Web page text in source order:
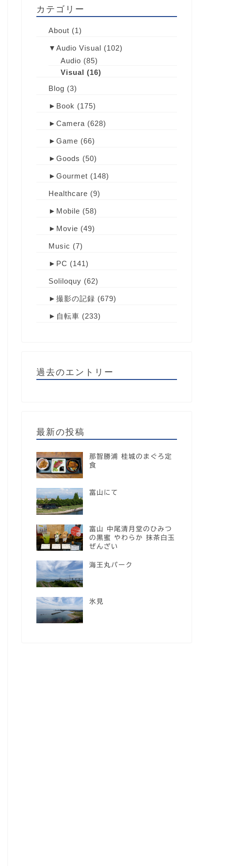
カテゴリー
About (1)
▼ Audio Visual (102)
Audio (85)
Visual (16)
Blog (3)
► Book (175)
► Camera (628)
► Game (66)
► Goods (50)
► Gourmet (148)
Healthcare (9)
► Mobile (58)
► Movie (49)
Music (7)
► PC (141)
Soliloquy (62)
► 撮影の記録 (679)
► 自転車 (233)
過去のエントリー
最新の投稿
那智勝浦 桂城のまぐろ定
食
富山にて
富山 中尾清月堂のひみつ
の黒蜜 やわらか 抹茶白玉
ぜんざい
海王丸パーク
氷見